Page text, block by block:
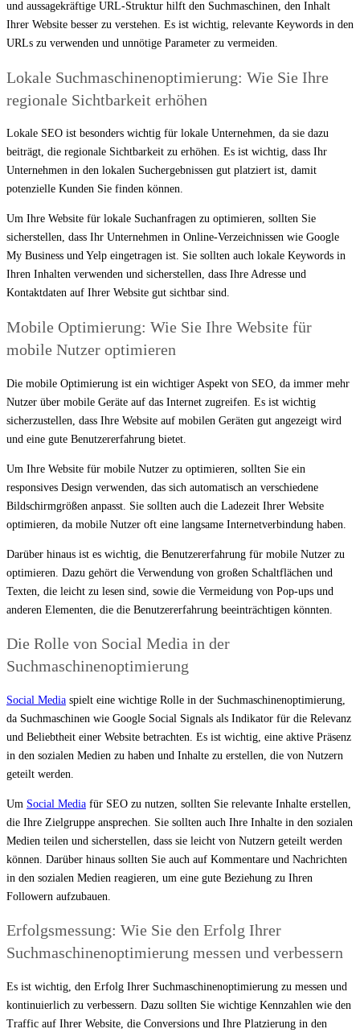
und aussagekräftige URL-Struktur hilft den Suchmaschinen, den Inhalt
Ihrer Website besser zu verstehen. Es ist wichtig, relevante Keywords in den
URLs zu verwenden und unnötige Parameter zu vermeiden.
Lokale Suchmaschinenoptimierung: Wie Sie Ihre
regionale Sichtbarkeit erhöhen
Lokale SEO ist besonders wichtig für lokale Unternehmen, da sie dazu
beiträgt, die regionale Sichtbarkeit zu erhöhen. Es ist wichtig, dass Ihr
Unternehmen in den lokalen Suchergebnissen gut platziert ist, damit
potenzielle Kunden Sie finden können.
Um Ihre Website für lokale Suchanfragen zu optimieren, sollten Sie
sicherstellen, dass Ihr Unternehmen in Online-Verzeichnissen wie Google
My Business und Yelp eingetragen ist. Sie sollten auch lokale Keywords in
Ihren Inhalten verwenden und sicherstellen, dass Ihre Adresse und
Kontaktdaten auf Ihrer Website gut sichtbar sind.
Mobile Optimierung: Wie Sie Ihre Website für
mobile Nutzer optimieren
Die mobile Optimierung ist ein wichtiger Aspekt von SEO, da immer mehr
Nutzer über mobile Geräte auf das Internet zugreifen. Es ist wichtig
sicherzustellen, dass Ihre Website auf mobilen Geräten gut angezeigt wird
und eine gute Benutzererfahrung bietet.
Um Ihre Website für mobile Nutzer zu optimieren, sollten Sie ein
responsives Design verwenden, das sich automatisch an verschiedene
Bildschirmgrößen anpasst. Sie sollten auch die Ladezeit Ihrer Website
optimieren, da mobile Nutzer oft eine langsame Internetverbindung haben.
Darüber hinaus ist es wichtig, die Benutzererfahrung für mobile Nutzer zu
optimieren. Dazu gehört die Verwendung von großen Schaltflächen und
Texten, die leicht zu lesen sind, sowie die Vermeidung von Pop-ups und
anderen Elementen, die die Benutzererfahrung beeinträchtigen könnten.
Die Rolle von Social Media in der
Suchmaschinenoptimierung
Social Media spielt eine wichtige Rolle in der Suchmaschinenoptimierung,
da Suchmaschinen wie Google Social Signals als Indikator für die Relevanz
und Beliebtheit einer Website betrachten. Es ist wichtig, eine aktive Präsenz
in den sozialen Medien zu haben und Inhalte zu erstellen, die von Nutzern
geteilt werden.
Um Social Media für SEO zu nutzen, sollten Sie relevante Inhalte erstellen,
die Ihre Zielgruppe ansprechen. Sie sollten auch Ihre Inhalte in den sozialen
Medien teilen und sicherstellen, dass sie leicht von Nutzern geteilt werden
können. Darüber hinaus sollten Sie auch auf Kommentare und Nachrichten
in den sozialen Medien reagieren, um eine gute Beziehung zu Ihren
Followern aufzubauen.
Erfolgsmessung: Wie Sie den Erfolg Ihrer
Suchmaschinenoptimierung messen und verbessern
Es ist wichtig, den Erfolg Ihrer Suchmaschinenoptimierung zu messen und
kontinuierlich zu verbessern. Dazu sollten Sie wichtige Kennzahlen wie den
Traffic auf Ihrer Website, die Conversions und Ihre Platzierung in den